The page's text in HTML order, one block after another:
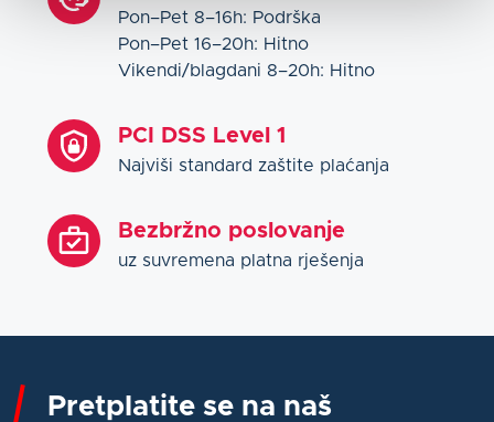
Pon–Pet 8–16h: Podrška
Pon–Pet 16–20h: Hitno
Vikendi/blagdani 8–20h: Hitno
PCI DSS Level 1
Najviši standard zaštite plaćanja
Bezbržno poslovanje
uz suvremena platna rješenja
Pretplatite se na naš